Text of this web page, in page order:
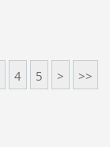
4 5 > >>